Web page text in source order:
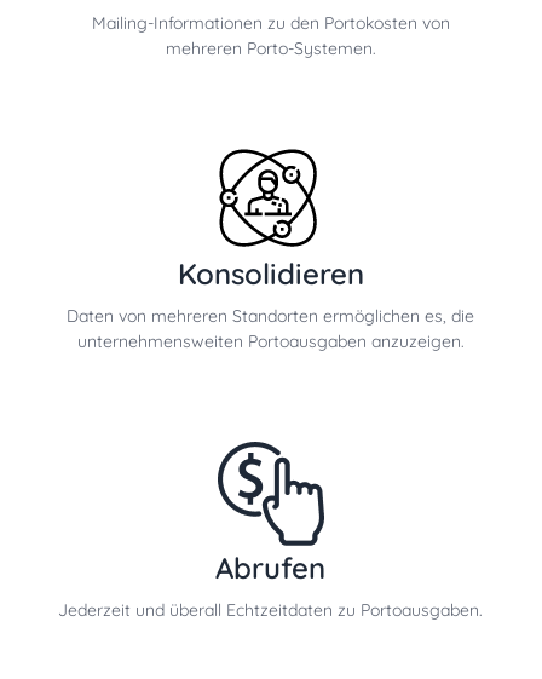
Mailing-Informationen zu den Portokosten von
mehreren Porto-Systemen.
Konsolidieren
Daten von mehreren Standorten ermöglichen es, die
unternehmensweiten Portoausgaben anzuzeigen.
Abrufen
Jederzeit und überall Echtzeitdaten zu Portoausgaben.